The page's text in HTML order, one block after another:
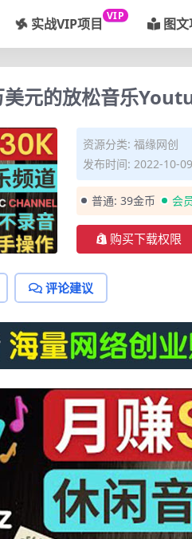
实战VIP项目 VIP 图文
元的放松音乐
资源分类: 福缘网创
发布时间: 2022-10-09
普通: 39金币 会
购买下载权限
评论建议